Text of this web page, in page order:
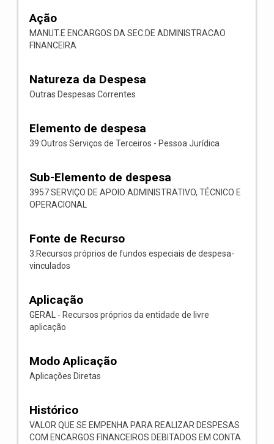
Ação
MANUT.E ENCARGOS DA SEC.DE ADMINISTRACAO
FINANCEIRA
Natureza da Despesa
Outras Despesas Correntes
Elemento de despesa
39:Outros Serviços de Terceiros - Pessoa Jurídica
Sub-Elemento de despesa
3957:SERVIÇO DE APOIO ADMINISTRATIVO, TÉCNICO E
OPERACIONAL
Fonte de Recurso
3:Recursos próprios de fundos especiais de despesa-
vinculados
Aplicação
GERAL - Recursos próprios da entidade de livre
aplicação
Modo Aplicação
Aplicações Diretas
Histórico
VALOR QUE SE EMPENHA PARA REALIZAR DESPESAS
COM ENCARGOS FINANCEIROS DEBITADOS EM CONTA